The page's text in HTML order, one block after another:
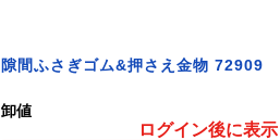
隙間ふさぎゴム&押さえ金物 72909
卸値
ログイン後に表示